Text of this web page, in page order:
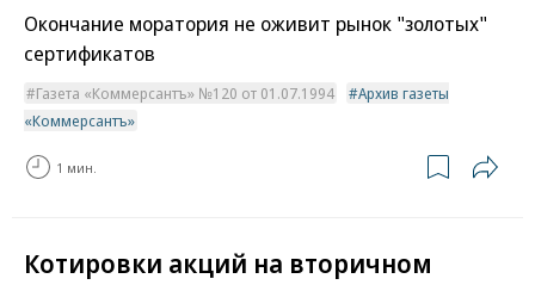
Окончание моратория не оживит рынок "золотых"
сертификатов
Газета «Коммерсантъ» №120 от 01.07.1994
Архив газеты
«Коммерсантъ»
1 мин.
Котировки акций на вторичном